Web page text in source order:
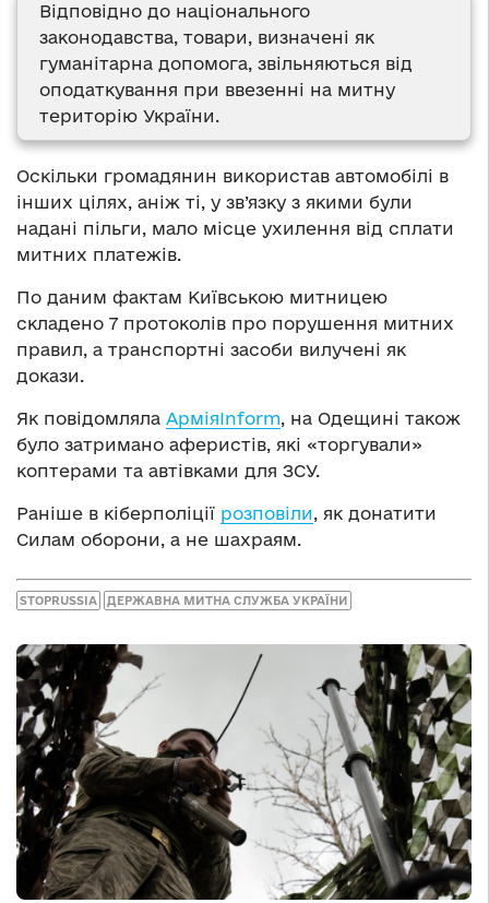
Відповідно до національного
законодавства, товари, визначені як
гуманітарна допомога, звільняються від
оподаткування при ввезенні на митну
територію України.
Оскільки громадянин використав автомобілі в
інших цілях, аніж ті, у зв’язку з якими були
надані пільги, мало місце ухилення від сплати
митних платежів.
По даним фактам Київською митницею
складено 7 протоколів про порушення митних
правил, а транспортні засоби вилучені як
докази.
Як повідомляла АрміяInform, на Одещині також
було затримано аферистів, які «торгували»
коптерами та автівками для ЗСУ.
Раніше в кіберполіції розповіли, як донатити
Силам оборони, а не шахраям.
STOPRUSSIA ДЕРЖАВНА МИТНА СЛУЖБА УКРАЇНИ